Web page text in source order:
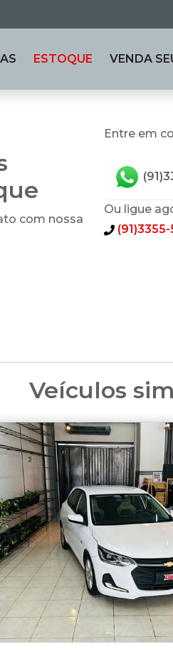
ESTOQUE VENDA
com nossa
Entre em
Ou ligue
Veículos